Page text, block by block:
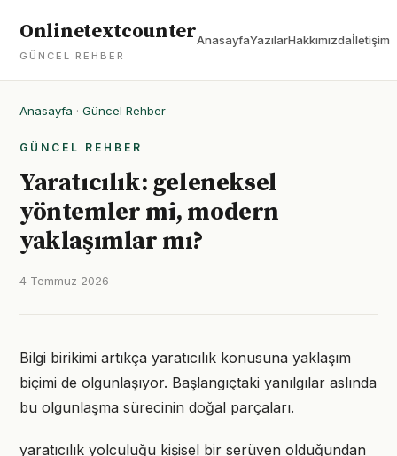
Onlinetextcounter
GÜNCEL REHBER
AnasayfaYazılarHakkımızdaİletişim
Anasayfa · Güncel Rehber
GÜNCEL REHBER
Yaratıcılık: geleneksel
yöntemler mi, modern
yaklaşımlar mı?
4 Temmuz 2026
Bilgi birikimi artıkça yaratıcılık konusuna yaklaşım
biçimi de olgunlaşıyor. Başlangıçtaki yanılgılar aslında
bu olgunlaşma sürecinin doğal parçaları.
yaratıcılık yolculuğu kişisel bir serüven olduğundan